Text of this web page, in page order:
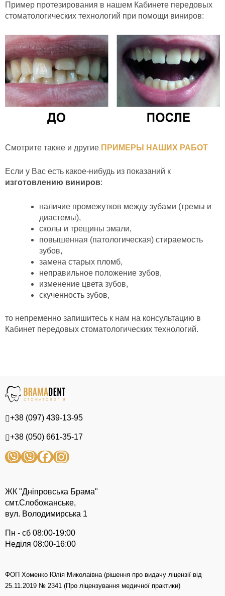
Пример протезирования в нашем Кабинете передовых
стоматологических технологий при помощи виниров:
Смотрите также и другие ПРИМЕРЫ НАШИХ РАБОТ
Если у Вас есть какое-нибудь из показаний к
изготовлению виниров:
наличие промежутков между зубами (тремы и
диастемы),
сколы и трещины эмали,
повышенная (патологическая) стираемость
зубов,
замена старых пломб,
неправильное положение зубов,
изменение цвета зубов,
скученность зубов,
то непременно запишитесь к нам на консультацию в
Кабинет передовых стоматологических технологий.
+38 (097) 439-13-95
+38 (050) 661-35-17
ЖК "Дніпровська Брама"
смт.Слобожанське,
вул. Володимирська 1
Пн - сб 08:00-19:00
Неділя 08:00-16:00
ФОП Хоменко Юлія Миколаівна (рішення про видачу ліцензії від
25.11.2019 № 2341 (Про ліцензування медичної практики)